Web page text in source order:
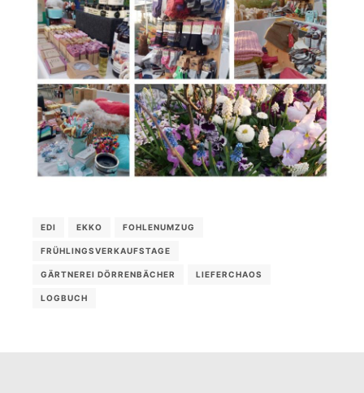
EDI EKKO FOHLENUMZUG
FRÜHLINGSVERKAUFSTAGE
GÄRTNEREI DÖRRENBÄCHER LIEFERCHAOS
LOGBUCH